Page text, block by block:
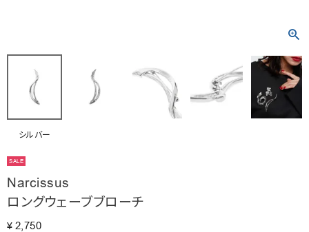
はじめてご利用の方へ
お問い合わせ
シルバー
SALE
Narcissus
ロングウェーブブローチ
¥ 2,750